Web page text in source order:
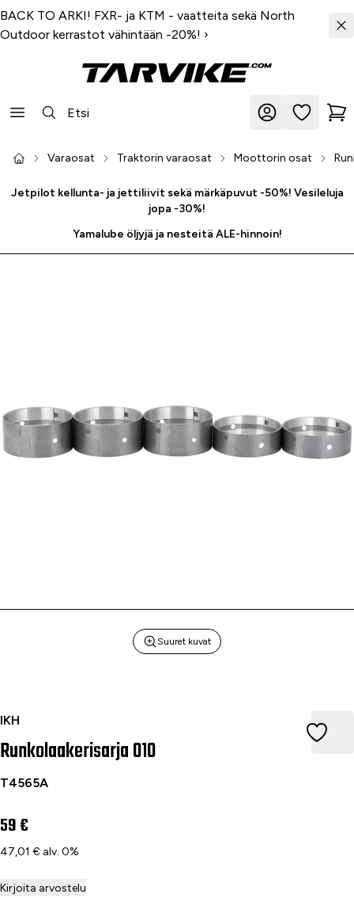
BACK TO ARKI! FXR- ja KTM - vaatteita sekä North
Outdoor kerrastot vähintään -20%! ›
Varaosat Traktorin varaosat Moottorin osat
Jetpilot kellunta- ja jettiliivit sekä märkäpuvut -50%! Vesileluja
jopa -30%!
Yamalube öljyjä ja nesteitä ALE-hinnoin!
Suuret kuvat
IKH
Runkolaakerisarja 010
Runkolaakerisarja 010
T4565A
59 €
47,01 € alv. 0%
Kirjoita arvostelu